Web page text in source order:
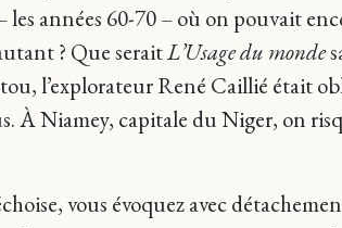
années 60-70 – où on pouvait
? Que seraitL’Usage du monde
l’explorateur René Caillié était
À Niamey, capitale du Niger, on
vous évoquez avec